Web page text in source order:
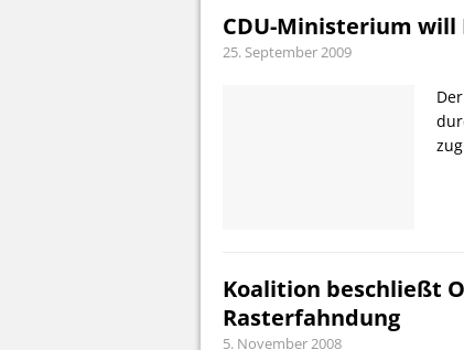
CDU-Ministerium will
25. September 2009
Koalition beschließt
Rasterfahndung
5. November 2008